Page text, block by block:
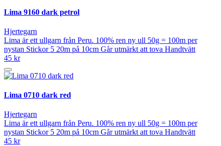
Lima 9160 dark petrol
Hjertegarn
Lima är ett ullgarn från Peru. 100% ren ny ull 50g = 100m per
nystan Stickor 5 20m på 10cm Går utmärkt att tova Handtvätt
45 kr
Lima 0710 dark red
Hjertegarn
Lima är ett ullgarn från Peru. 100% ren ny ull 50g = 100m per
nystan Stickor 5 20m på 10cm Går utmärkt att tova Handtvätt
45 kr